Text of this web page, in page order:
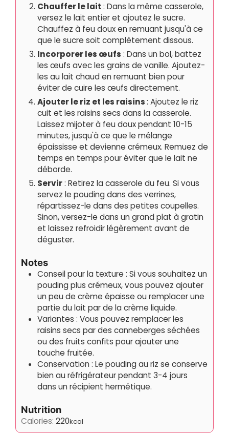
Chauffer le lait : Dans la même casserole,
versez le lait entier et ajoutez le sucre.
Chauffez à feu doux en remuant jusqu'à ce
que le sucre soit complètement dissous.
Incorporer les œufs : Dans un bol, battez
les œufs avec les grains de vanille. Ajoutez-
les au lait chaud en remuant bien pour
éviter de cuire les œufs directement.
Ajouter le riz et les raisins: Ajoutez le riz
cuit et les raisins secs dans la casserole.
Laissez mijoter à feu doux pendant 10-15
minutes, jusqu'à ce que le mélange
épaississe et devienne crémeux. Remuez de
temps en temps pour éviter que le lait ne
déborde.
Servir: Retirez la casserole du feu. Si vous
servez le pouding dans des verrines,
répartissez-le dans des petites coupelles.
Sinon, versez-le dans un grand plat à gratin
et laissez refroidir légèrement avant de
déguster.
Notes
Conseil pour la texture : Si vous souhaitez un
pouding plus crémeux, vous pouvez ajouter
un peu de crème épaisse ou remplacer une
partie du lait par de la crème liquide.
Variantes : Vous pouvez remplacer les
raisins secs par des canneberges séchées
ou des fruits confits pour ajouter une
touche fruitée.
Conservation : Le pouding au riz se conserve
bien au réfrigérateur pendant 3-4 jours
dans un récipient hermétique.
Nutrition
Calories: 220kcal